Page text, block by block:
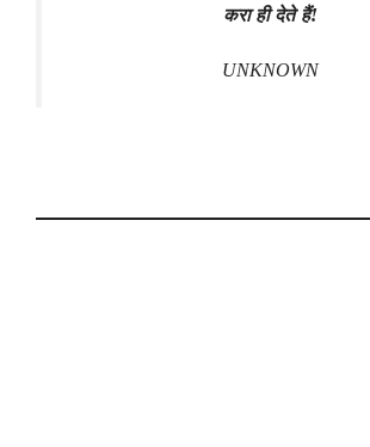
करा ही देते हैं!
UNKNOWN